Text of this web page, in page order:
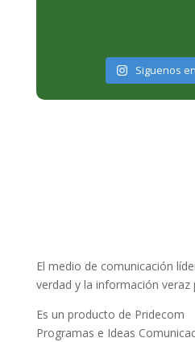
Siguenos
El medio de comunicación
verdad y la información veraz
Es un producto de Pridecom
Programas e Ideas